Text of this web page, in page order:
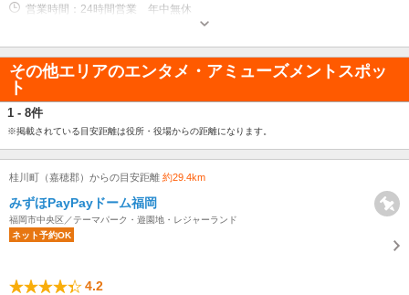
営業時間：24時間営業 年中無休
その他エリアのエンタメ・アミューズメントスポッ
ト
1 - 8件
※掲載されている目安距離は役所・役場からの距離になります。
桂川町（嘉穂郡）からの目安距離 約29.4km
みずほPayPayドーム福岡
福岡市中央区／テーマパーク・遊園地・レジャーランド
ネット予約OK
4.2